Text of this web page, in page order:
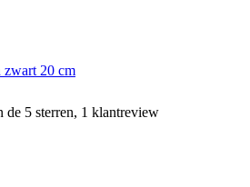
zwart 20 cm
de 5 sterren, 1 klantreview